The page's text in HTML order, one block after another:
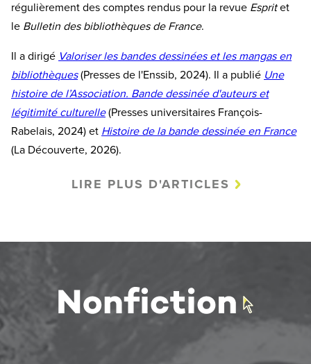
régulièrement des comptes rendus pour la revue Espritet
le Bulletin des bibliothèques de France.
Il a dirigé Valoriser les bandes dessinées et les mangas en
bibliothèques(Presses de l'Enssib, 2024). Il a publié Une
histoire de l’Association. Bande dessinée d'auteurs et
légitimité culturelle(Presses universitaires François-
Rabelais, 2024) et Histoire de la bande dessinée en France
(La Découverte, 2026).
LIRE PLUS D'ARTICLES